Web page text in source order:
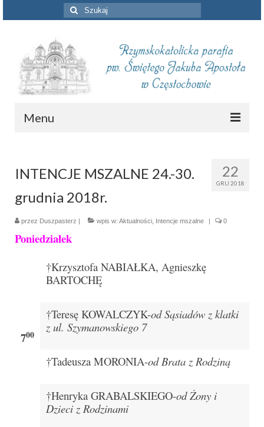
Szuklaj
w:
Menu
Intencje mszalne
Informacje duszpasterskie
Piszą o nas
Parafia
Duszpasterze
Kościół Rektoracki
Vademecum
Wspólnoty parafialne
22
GRU 2018
INTENCJE MSZALNE 24.-30.
grudnia 2018r.
przez Duszpasterz wpis w: Aktualności Intencje mszalne 0
Poniedziałek
700
†Krzysztofa NABIAŁKA, Agnieszkę
BARTOCHĘ
†Teresę KOWALCZYK-od Sąsiadów z klatki
z ul. Szymanowskiego 7
†Tadeusza MORONIA-od Brata z Rodziną
†Henryka GRABALSKIEGO-od Żony i
Dzieci z Rodzinami